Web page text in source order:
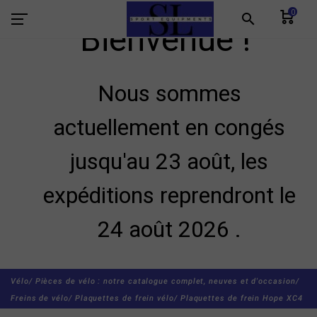
search 0
Bienvenue !
Nous sommes
actuellement en congés
jusqu'au 23 août, les
expéditions reprendront le
24 août 2026 .
Vélo/ Pièces de vélo : notre catalogue complet, neuves et d'occasion/
Freins de vélo/ Plaquettes de frein vélo/ Plaquettes de frein Hope XC4